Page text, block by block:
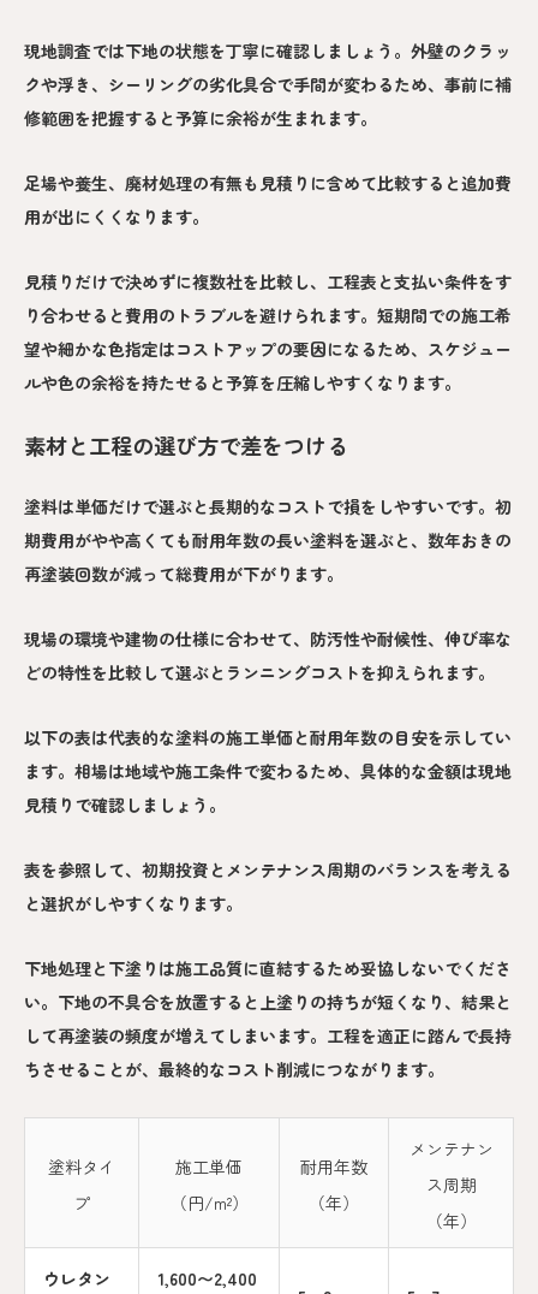
現地調査では下地の状態を丁寧に確認しましょう。外壁のクラッ
クや浮き、シーリングの劣化具合で手間が変わるため、事前に補
修範囲を把握すると予算に余裕が生まれます。
足場や養生、廃材処理の有無も見積りに含めて比較すると追加費
用が出にくくなります。
見積りだけで決めずに複数社を比較し、工程表と支払い条件をす
り合わせると費用のトラブルを避けられます。短期間での施工希
望や細かな色指定はコストアップの要因になるため、スケジュー
ルや色の余裕を持たせると予算を圧縮しやすくなります。
素材と工程の選び方で差をつける
塗料は単価だけで選ぶと長期的なコストで損をしやすいです。初
期費用がやや高くても耐用年数の長い塗料を選ぶと、数年おきの
再塗装回数が減って総費用が下がります。
現場の環境や建物の仕様に合わせて、防汚性や耐候性、伸び率な
どの特性を比較して選ぶとランニングコストを抑えられます。
以下の表は代表的な塗料の施工単価と耐用年数の目安を示してい
ます。相場は地域や施工条件で変わるため、具体的な金額は現地
見積りで確認しましょう。
表を参照して、初期投資とメンテナンス周期のバランスを考える
と選択がしやすくなります。
下地処理と下塗りは施工品質に直結するため妥協しないでくださ
い。下地の不具合を放置すると上塗りの持ちが短くなり、結果と
して再塗装の頻度が増えてしまいます。工程を適正に踏んで長持
ちさせることが、最終的なコスト削減につながります。
塗料タイ
プ
施工単価
（円/m²）
耐用年数
（年）
メンテナン
ス周期
（年）
ウレタン 1,600〜2,400